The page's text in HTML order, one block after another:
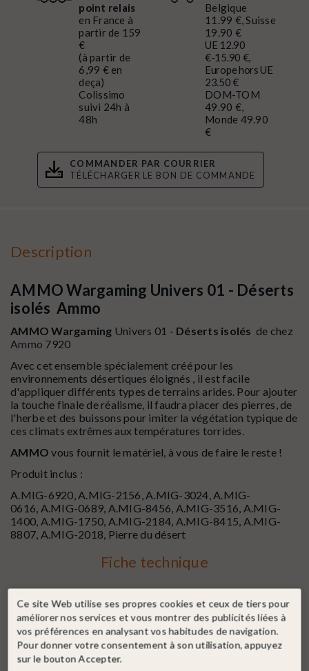
point relais
en France à
partir de 159
€
(à partir de
6,99 € en
deça)
Colissimo
suivi 24h à
48h
Belgique
11.99 €, Suisse
19.90 €
UE 12.90
€-15.90 €,
Europe hors UE
23.50 €
DOM-TOM
49.90 €,
Monde 49.90
€
COMMANDER PAR COURRIER
TÉLÉCHARGER LE BON DE COMMANDE
Description
AMMO Wargaming Univers 01 - Déserts
isolés Ammo
AMMO Wargaming Univers 01 - Déserts isolés de chez
Ammo 7920
Avec cet ensemble spécialement créé pour les
environnements désertiques éloignés , il est facile
d'appliquer différents types de terrains arides. Pour ajouter
la touche finale de réalisme, il faudra placer des pierres, de
l'herbe et des buissons pour imiter la végétation typique de
ces climats extrêmes aux températures torrides.
AMMO vous fournit le matériel, à vous de faire le reste !
Produit inclus :
A.MIG-6920, A.MIG-2156, A.MIG-3024, A.MIG-
0616, A.MIG-0689, A.MIG-8456, A.MIG-3516, A.MIG-
1400, A.MIG-1750, A.MIG-2184, A.MIG-8415, A.MIG-
8807, A.MIG-2018, Pierre du désert
Fiche technique
État
Neuf
Type de flocage
Coffret de démarrage
Type de végétation
Coffret de démarrage
Création relief
Ce site Web utilise ses propres cookies et ceux de tiers pour
améliorer nos services et vous montrer des publicités liées à
vos préférences en analysant vos habitudes de navigation.
Pour donner votre consentement à son utilisation, appuyez
sur le bouton Accepter.